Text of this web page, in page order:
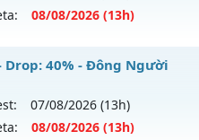
08/08/2026 (13h)
nhiều-hồi sinh
chủAtlans vào 13h ngày
Drop: 40% - Đông Người
07/08/2026 (13h)
08/08/2026 (13h)